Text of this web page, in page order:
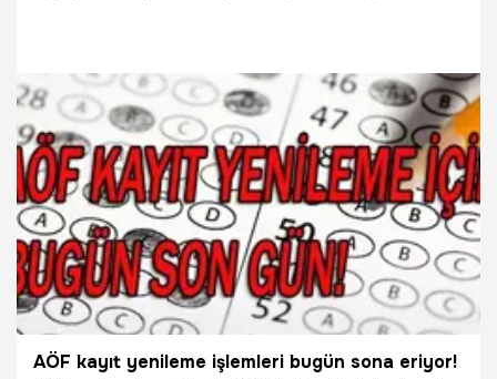
18.09.2018 Gündem
AÖF kayıt yenileme işlemleri bugün sona eriyor!